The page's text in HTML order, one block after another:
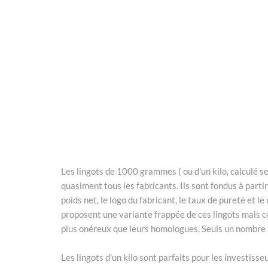
Les lingots de 1000 grammes ( ou d'un kilo, calculé
quasiment tous les fabricants. Ils sont fondus à
poids net, le logo du fabricant, le taux de pureté et
proposent une variante frappée de ces lingots
plus onéreux que leurs homologues. Seuls un
Les lingots d'un kilo sont parfaits pour les